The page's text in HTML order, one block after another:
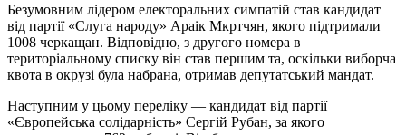
Безумовним лідером електоральних симпатій став кандидат
від партії «Слуга народу» Араік Мкртчян, якого підтримали
1008 черкащан. Відповідно, з другого номера в
територіальному списку він став першим та, оскільки виборча
квота в окрузі була набрана, отримав депутатський мандат.
Наступним у цьому переліку — кандидат від партії
«Європейська солідарність» Сергій Рубан, за якого